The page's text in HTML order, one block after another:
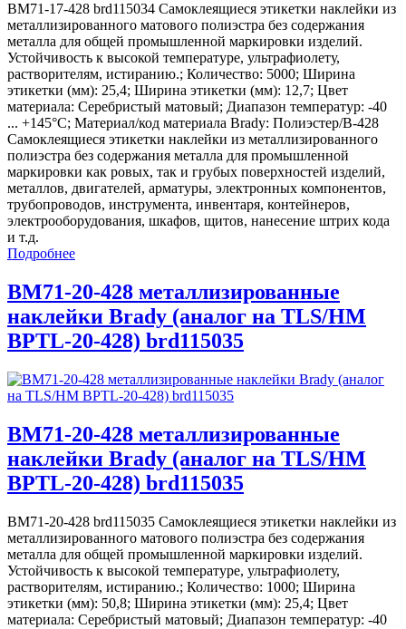
BM71-17-428 brd115034 Самоклеящиеся этикетки наклейки из
металлизированного матового полиэстра без содержания
металла для общей промышленной маркировки изделий.
Устойчивость к высокой температуре, ультрафиолету,
растворителям, истиранию.; Количество: 5000; Ширина
этикетки (мм): 25,4; Ширина этикетки (мм): 12,7; Цвет
материала: Серебристый матовый; Диапазон температур: -40
... +145°С; Материал/код материала Brady: Полиэстер/В-428
Самоклеящиеся этикетки наклейки из металлизированного
полиэстра без содержания металла для промышленной
маркировки как ровых, так и грубых поверхностей изделий,
металлов, двигателей, арматуры, электронных компонентов,
трубопроводов, инструмента, инвентаря, контейнеров,
электрооборудования, шкафов, щитов, нанесение штрих кода
и т.д.
Подробнее
BM71-20-428 металлизированные
наклейки Brady (аналог на TLS/HM
BPTL-20-428) brd115035
BM71-20-428 металлизированные
наклейки Brady (аналог на TLS/HM
BPTL-20-428) brd115035
BM71-20-428 brd115035 Самоклеящиеся этикетки наклейки из
металлизированного матового полиэстра без содержания
металла для общей промышленной маркировки изделий.
Устойчивость к высокой температуре, ультрафиолету,
растворителям, истиранию.; Количество: 1000; Ширина
этикетки (мм): 50,8; Ширина этикетки (мм): 25,4; Цвет
материала: Серебристый матовый; Диапазон температур: -40